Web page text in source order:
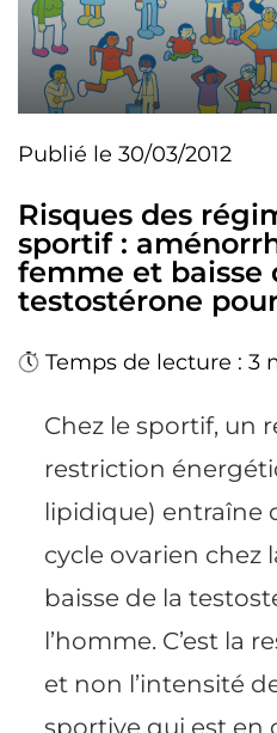
Publié le 30/03/2012
Risques des
sportif :
femme et baisse
testostérone
Temps de lecture : 3
Chez le sportif, un
restriction
lipidique) entraîne
cycle ovarien chez
baisse de la
l’homme. C’est la
et non l’intensité
sportive qui est en